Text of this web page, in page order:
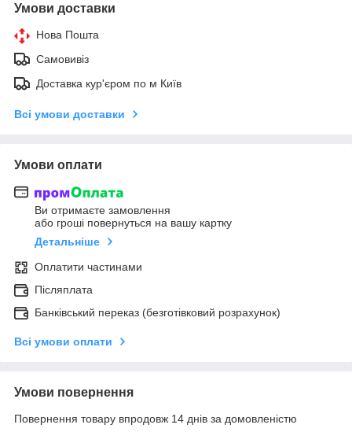
Умови доставки
Нова Пошта
Самовивіз
Доставка кур'єром по м Київ
Всі умови доставки
Умови оплати
Ви отримаєте замовлення
або гроші повернуться на вашу картку
Детальніше
Оплатити частинами
Післяплата
Банківський переказ (безготівковий розрахунок)
Всі умови оплати
Умови повернення
Повернення товару впродовж 14 днів за домовленістю